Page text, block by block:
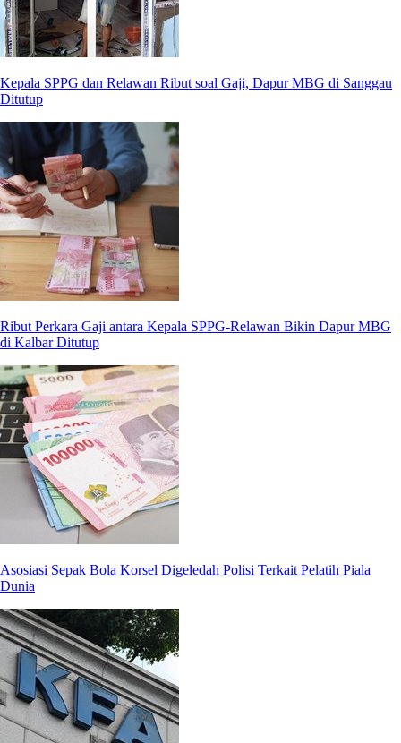
Kepala SPPG dan Relawan Ribut soal Gaji, Dapur MBG di Sanggau
Ditutup
Ribut Perkara Gaji antara Kepala SPPG-Relawan Bikin Dapur MBG
di Kalbar Ditutup
Asosiasi Sepak Bola Korsel Digeledah Polisi Terkait Pelatih Piala
Dunia